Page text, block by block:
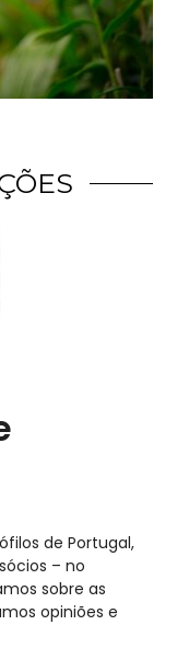
de Portugal,
– no
sobre as
opiniões e